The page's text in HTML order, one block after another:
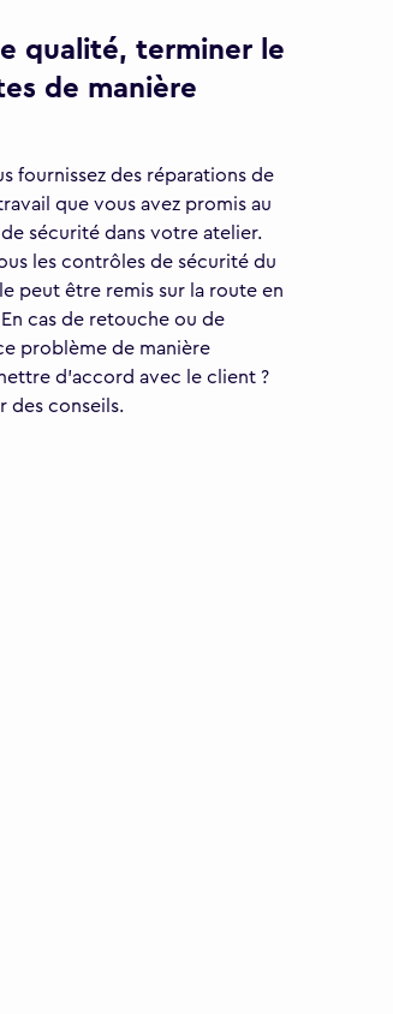
qualité, terminer le
de manière
fournissez des réparations de
que vous avez promis au
sécurité dans votre atelier.
les contrôles de sécurité du
peut être remis sur la route en
cas de retouche ou de
problème de manière
d'accord avec le client ?
des conseils.